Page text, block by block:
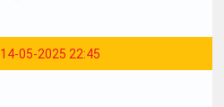
14-05-2025 22:45